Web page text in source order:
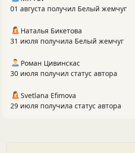
01 августа получил Белый жемчуг
Наталья Бикетова
31 июля получила Белый жемчуг
Роман Цивинскас
30 июля получил статус автора
Svetlana Efimova
29 июля получила статус автора